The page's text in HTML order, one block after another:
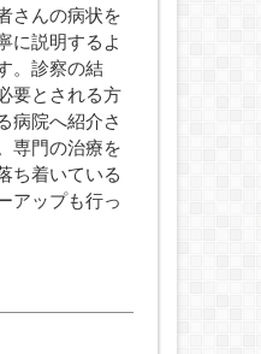
さんの病状を
に説明するよ
。診察の結
要とされる方
病院へ紹介さ
専門の治療を
ち着いている
アップも行っ